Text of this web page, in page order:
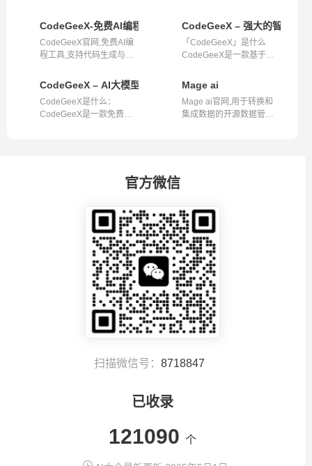
CodeGeeX-免费AI编程工具
CodeGeeX官网,免费AI编
程工具,支持代码生成与补
CodeGeeX – 强大的智能编
「CodeGeeX」是什么
CodeGeeX是一款基于大
CodeGeeX – AI大模型的编程辅助工具
CodeGeeX是什么：
CodeGeeX是一款免费的
Mage ai
Mage ai官网,用于转换和
集成数据的开源数据管道
官方微信
扫描微信号： 8718847
已收录
121090 个